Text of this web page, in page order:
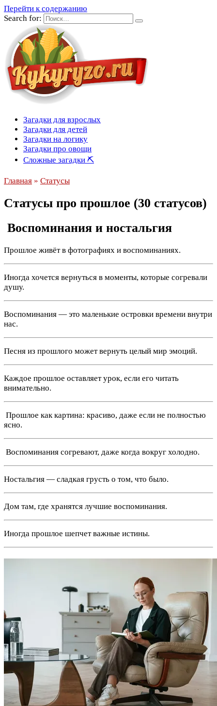
Перейти к содержанию
Search for:
Загадки для взрослых
Загадки для детей
Загадки на логику
Загадки про овощи
Сложные загадки ⛏
Главная » Статусы
Статусы про прошлое (30 статусов)
️ Воспоминания и ностальгия
Прошлое живёт в фотографиях и воспоминаниях.
Иногда хочется вернуться в моменты, которые согревали
душу.
Воспоминания — это маленькие островки времени внутри
нас.
Песня из прошлого может вернуть целый мир эмоций.
Каждое прошлое оставляет урок, если его читать
внимательно.
️ Прошлое как картина: красиво, даже если не полностью
ясно.
️ Воспоминания согревают, даже когда вокруг холодно.
Ностальгия — сладкая грусть о том, что было.
Дом там, где хранятся лучшие воспоминания.
Иногда прошлое шепчет важные истины.